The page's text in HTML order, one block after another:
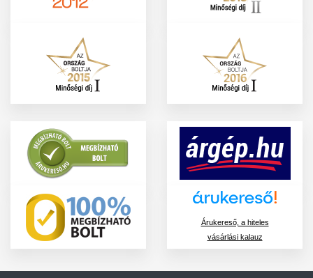
Árukereső, a hiteles
vásárlási kalauz